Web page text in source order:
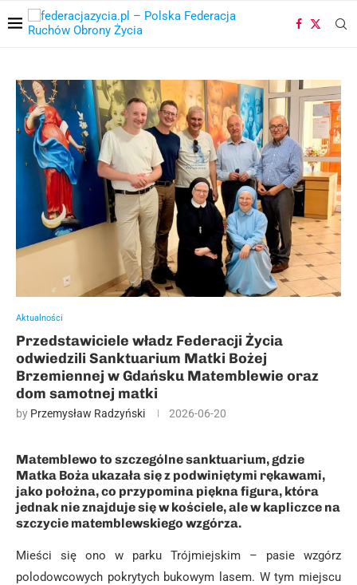
Aktualności
Przedstawiciele władz Federacji Życia
odwiedzili Sanktuarium Matki Bożej
Brzemiennej w Gdańsku Matemblewie oraz
dom samotnej matki
by Przemysław Radzyński 2026-06-20
Matemblewo to szczególne sanktuarium, gdzie
Matka Boża ukazała się z podwiniętymi rękawami,
jako położna, co przypomina piękna figura, która
jednak nie znajduje się w kościele, ale w kapliczce na
szczycie matemblewskiego wzgórza.
Mieści się ono w parku Trójmiejskim – pasie wzgórz
polodowcowych pokrytych bukowym lasem. W tym miejscu